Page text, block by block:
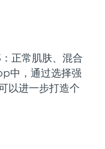
正常肌肤、混合
中，通过选择强
以进一步打造个